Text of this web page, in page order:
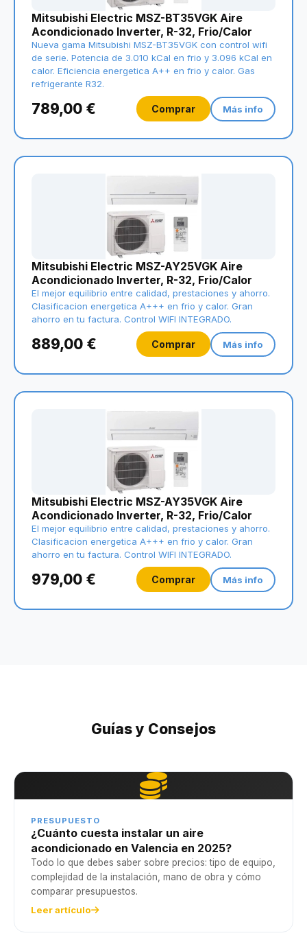
Mitsubishi Electric MSZ-BT35VGK Aire
Acondicionado Inverter, R-32, Frio/Calor
Nueva gama Mitsubishi MSZ-BT35VGK con control wifi
de serie. Potencia de 3.010 kCal en frio y 3.096 kCal en
calor. Eficiencia energetica A++ en frio y calor. Gas
refrigerante R32.
789,00 € Comprar Más info
Mitsubishi Electric MSZ-AY25VGK Aire
Acondicionado Inverter, R-32, Frio/Calor
El mejor equilibrio entre calidad, prestaciones y ahorro.
Clasificacion energetica A+++ en frio y calor. Gran
ahorro en tu factura. Control WIFI INTEGRADO.
889,00 € Comprar Más info
Mitsubishi Electric MSZ-AY35VGK Aire
Acondicionado Inverter, R-32, Frio/Calor
El mejor equilibrio entre calidad, prestaciones y ahorro.
Clasificacion energetica A+++ en frio y calor. Gran
ahorro en tu factura. Control WIFI INTEGRADO.
979,00 € Comprar Más info
Guías y Consejos
PRESUPUESTO
¿Cuánto cuesta instalar un aire
acondicionado en Valencia en 2025?
Todo lo que debes saber sobre precios: tipo de equipo,
complejidad de la instalación, mano de obra y cómo
comparar presupuestos.
Leer artículo